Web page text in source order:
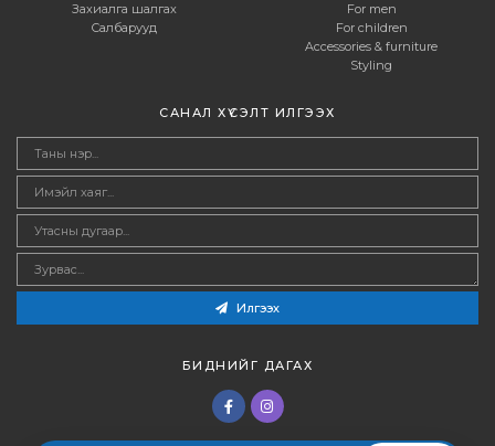
Захиалга шалгах
Салбарууд
For men
For children
Accessories & furniture
Styling
САНАЛ ХҮСЭЛТ ИЛГЭЭХ
Илгээх
БИДНИЙГ ДАГАХ